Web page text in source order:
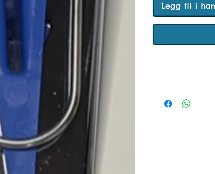
Legg til i